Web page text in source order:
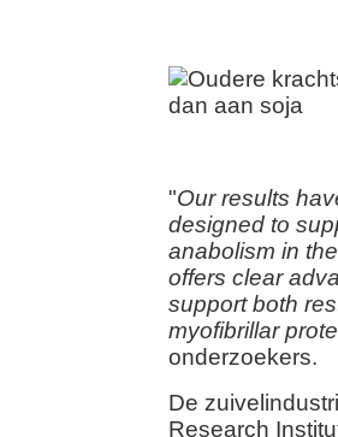
"Our results
designed to
anabolism in
offers clear
support both
myofibrillar
onderzoekers.
De
Research